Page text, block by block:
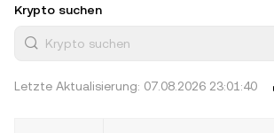
Krypto suchen
Letzte Aktualisierung: 07.08.2026 23:01:40